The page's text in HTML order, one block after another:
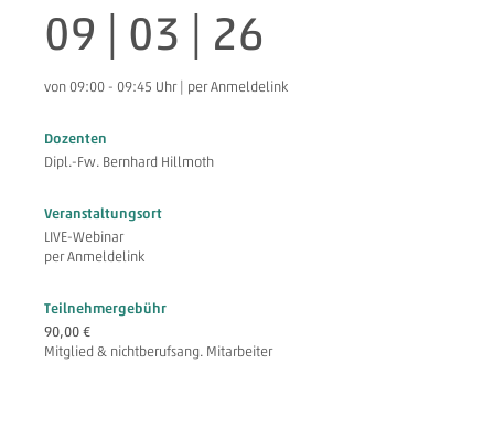
09 | 03 | 26
von 09:00 - 09:45 Uhr | per Anmeldelink
Dozenten
Dipl.-Fw. Bernhard Hillmoth
Veranstaltungsort
LIVE-Webinar
per Anmeldelink
Teilnehmergebühr
90,00 €
Mitglied & nichtberufsang. Mitarbeiter